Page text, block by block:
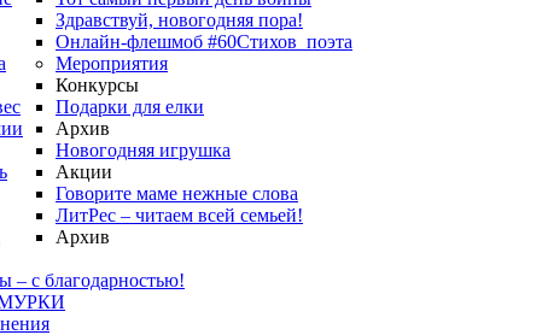
Здравствуй, новогодняя пора!
Онлайн-флешмоб #60Стихов_поэта
Мероприятия
Конкурсы
Подарки для елки
Архив
Новогодняя игрушка
Акции
Говорите маме нежные слова
ЛитРес – читаем всей семьей!
Архив
– с благодарностью!